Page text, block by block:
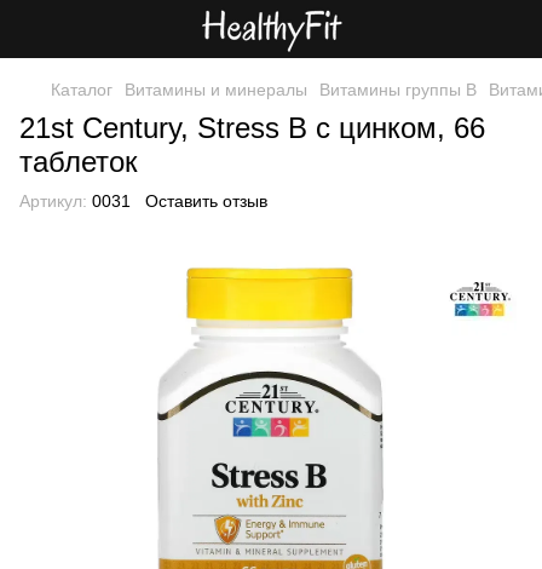
Каталог Витамины и минералы Витамины группы B
21st Century, Stress B с цинком, 66
таблеток
Артикул: 0031 Оставить отзыв